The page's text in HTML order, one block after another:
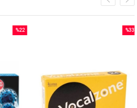
%22
%33